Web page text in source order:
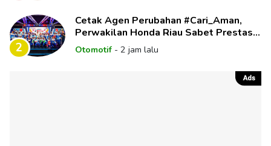
2
Cetak Agen Perubahan #Cari_Aman,
Perwakilan Honda Riau Sabet Prestasi
di Panggung Nasional
Otomotif - 2 jam lalu